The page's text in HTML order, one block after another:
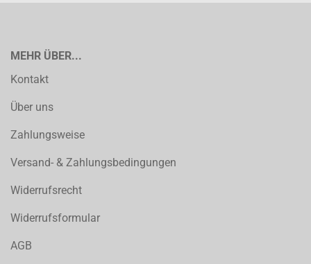
MEHR ÜBER...
Kontakt
Über uns
Zahlungsweise
Versand- & Zahlungsbedingungen
Widerrufsrecht
Widerrufsformular
AGB